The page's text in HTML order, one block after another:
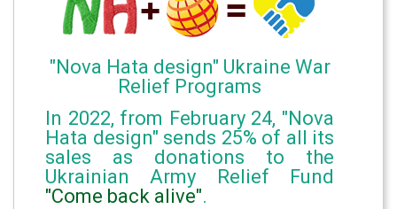
"Nova Hata design" Ukraine War
Relief Programs
In 2022, from February 24, "Nova
Hata design" sends 25% of all its
sales as donations to the
Ukrainian Army Relief Fund
"Come back alive".